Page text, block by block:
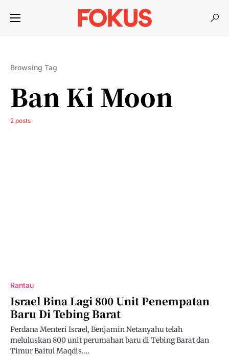
Browsing Tag
Ban Ki Moon
2 posts
Rantau
Israel Bina Lagi 800 Unit Penempatan
Baru Di Tebing Barat
Perdana Menteri Israel, Benjamin Netanyahu telah
meluluskan 800 unit perumahan baru di Tebing Barat dan
Timur Baitul Maqdis.…